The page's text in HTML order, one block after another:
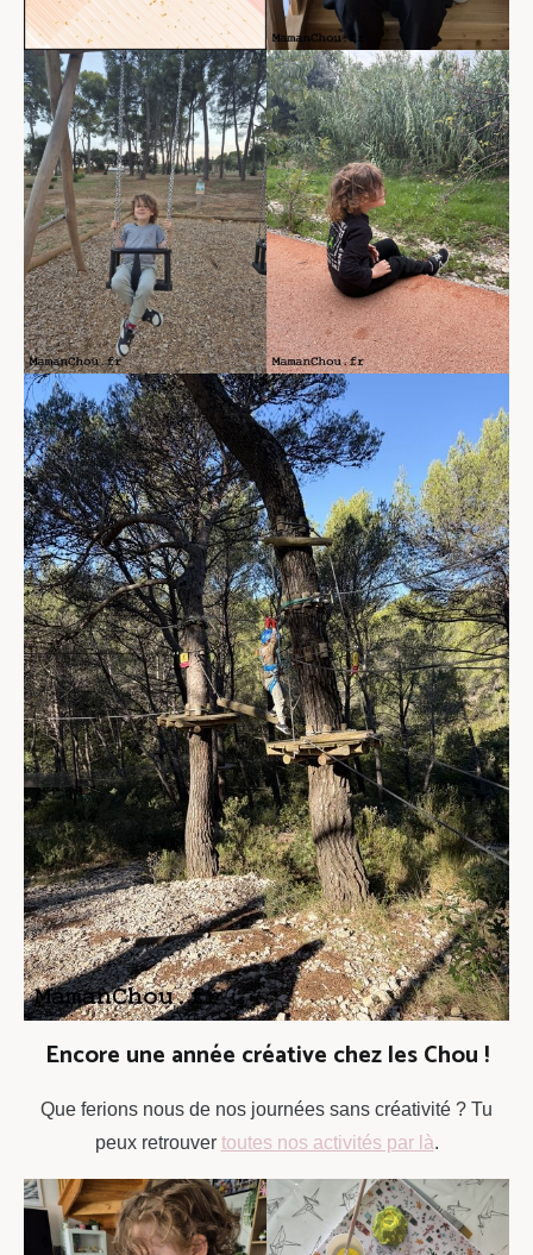
Encore une année créative chez les Chou !
Que ferions nous de nos journées sans créativité ? Tu
peux retrouver toutes nos activités par là.